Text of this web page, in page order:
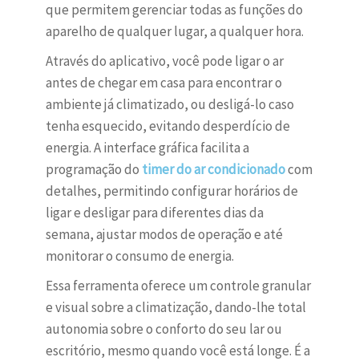
que permitem gerenciar todas as funções do
aparelho de qualquer lugar, a qualquer hora.
Através do aplicativo, você pode ligar o ar
antes de chegar em casa para encontrar o
ambiente já climatizado, ou desligá-lo caso
tenha esquecido, evitando desperdício de
energia. A interface gráfica facilita a
programação do timer do ar condicionadocom
detalhes, permitindo configurar horários de
ligar e desligar para diferentes dias da
semana, ajustar modos de operação e até
monitorar o consumo de energia.
Essa ferramenta oferece um controle granular
e visual sobre a climatização, dando-lhe total
autonomia sobre o conforto do seu lar ou
escritório, mesmo quando você está longe. É a